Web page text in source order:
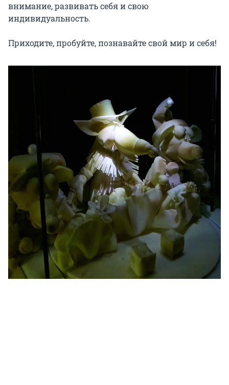
внимание, развивать себя и свою
индивидуальность.
Приходите, пробуйте, познавайте свой мир и себя!